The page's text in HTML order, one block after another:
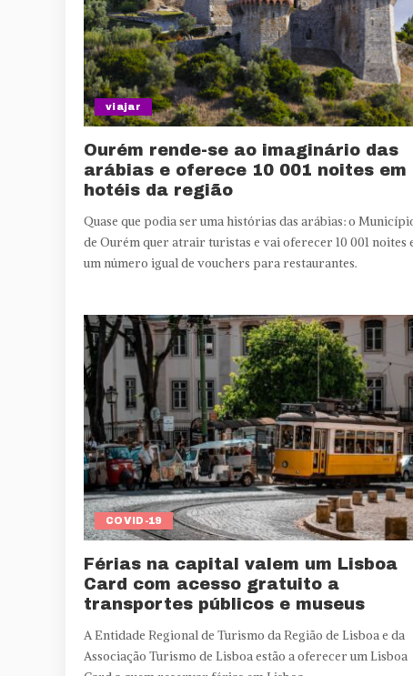
viajar
Ourém rende-se ao imaginário das
arábias e oferece 10 001 noites em
hotéis da região
Quase que podia ser uma histórias das arábias: o
de Ourém quer atrair turistas e vai oferecer 10 001 noites
um número igual de vouchers para restaurantes.
COVID-19
Férias na capital valem um Lisboa
Card com acesso gratuito a
transportes públicos e museus
A Entidade Regional de Turismo da Região de Lisboa e da
Associação Turismo de Lisboa estão a oferecer um Lisboa